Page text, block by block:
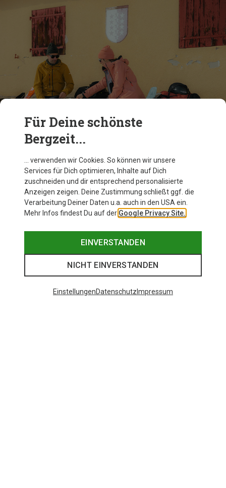
Für Deine schönste
Bergzeit...
… verwenden wir Cookies. So können wir unsere
Services für Dich optimieren, Inhalte auf Dich
zuschneiden und dir entsprechend personalisierte
Anzeigen zeigen. Deine Zustimmung schließt ggf. die
Verarbeitung Deiner Daten u.a. auch in den USA ein.
Mehr Infos findest Du auf der Google Privacy Site.
EINVERSTANDEN
NICHT EINVERSTANDEN
EinstellungenDatenschutz Impressum